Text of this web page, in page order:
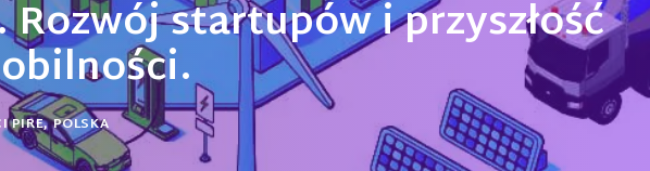
startupów i przyszłość
PIRE,POLSKA